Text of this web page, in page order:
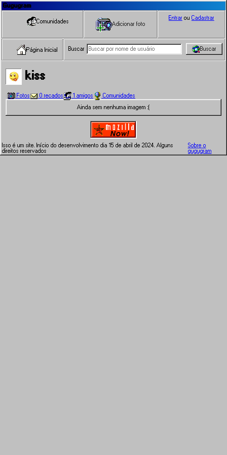
Gugugram
Página Inicial
Comunidades Adicionar foto
Buscar Buscar
Entrar ou Cadastrar
kiss
Fotos 0 recados 1 amigos Comunidades
Ainda sem nenhuma imagem :(
Isso é um site. Início do desenvolvimento dia 15 de abril de 2024. Alguns
direitos reservados
Sobre o
gugugram